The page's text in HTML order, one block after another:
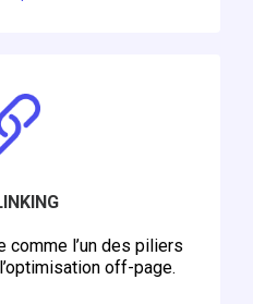
comme l’un des piliers
off-page.